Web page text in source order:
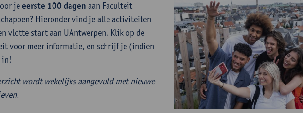
jeeerste 100 dagen aan Faculteit
Hieronder vind je alle activiteiten
vlotte start aan UAntwerpen. Klik op de
voor meer informatie, en schrijf je (indien
in!
wordt wekelijks aangevuld met nieuwe